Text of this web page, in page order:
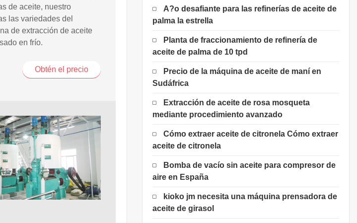
de aceite, nuestro
las variedades del
de extracción de aceite
en frío.
Obtén el precio
A?o desafiante para las refinerías de aceite de
palma la estrella
Planta de fraccionamiento de refinería de
aceite de palma de 10 tpd
Precio de la máquina de aceite de maní en
Sudáfrica
Extracción de aceite de rosa mosqueta
mediante procedimiento avanzado
Cómo extraer aceite de citronela Cómo extraer
aceite de citronela
Bomba de vacío sin aceite para compresor de
aire en España
kioko jm necesita una máquina prensadora de
aceite de girasol